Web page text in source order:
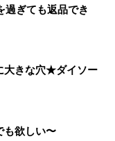
過ぎても返品でき
大きな穴★ダイソー
も欲しい〜